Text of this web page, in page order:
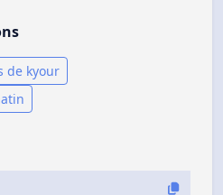
de kyour